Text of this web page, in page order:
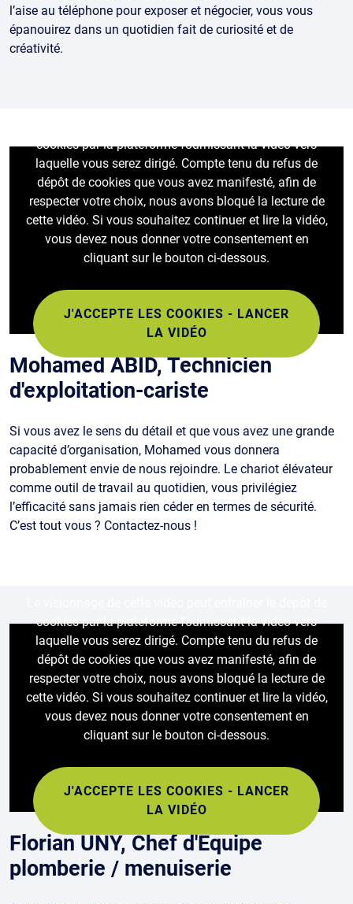
l’aise au téléphone pour exposer et négocier, vous vous
épanouirez dans un quotidien fait de curiosité et de
créativité.
Mohamed ABID, Technicien
d'exploitation-cariste
Si vous avez le sens du détail et que vous avez une grande
capacité d’organisation, Mohamed vous donnera
probablement envie de nous rejoindre. Le chariot élévateur
comme outil de travail au quotidien, vous privilégiez
l’efficacité sans jamais rien céder en termes de sécurité.
C’est tout vous ? Contactez-nous !
cookies par la plateforme fournissant la vidéo vers
laquelle vous serez dirigé. Compte tenu du refus de
dépôt de cookies que vous avez manifesté, afin de
respecter votre choix, nous avons bloqué la lecture de
cette vidéo. Si vous souhaitez continuer et lire la vidéo,
vous devez nous donner votre consentement en
cliquant sur le bouton ci-dessous.
J'ACCEPTE LES COOKIES - LANCER
LA VIDÉO
cookies par la plateforme fournissant la vidéo vers
laquelle vous serez dirigé. Compte tenu du refus de
dépôt de cookies que vous avez manifesté, afin de
respecter votre choix, nous avons bloqué la lecture de
cette vidéo. Si vous souhaitez continuer et lire la vidéo,
vous devez nous donner votre consentement en
cliquant sur le bouton ci-dessous.
J'ACCEPTE LES COOKIES - LANCER
LA VIDÉO
Florian UNY, Chef d'Équipe
plomberie / menuiserie